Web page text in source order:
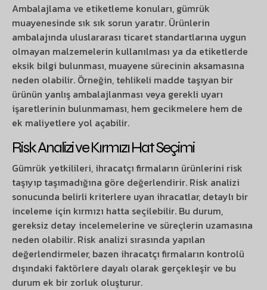
Ambalajlama ve etiketleme konuları, gümrük
muayenesinde sık sık sorun yaratır. Ürünlerin
ambalajında uluslararası ticaret standartlarına uygun
olmayan malzemelerin kullanılması ya da etiketlerde
eksik bilgi bulunması, muayene sürecinin aksamasına
neden olabilir. Örneğin, tehlikeli madde taşıyan bir
ürünün yanlış ambalajlanması veya gerekli uyarı
işaretlerinin bulunmaması, hem gecikmelere hem de
ek maliyetlere yol açabilir.
Risk Analizi ve Kırmızı Hat Seçimi
Gümrük yetkilileri, ihracatçı firmaların ürünlerini risk
taşıyıp taşımadığına göre değerlendirir. Risk analizi
sonucunda belirli kriterlere uyan ihracatlar, detaylı bir
inceleme için kırmızı hatta seçilebilir. Bu durum,
gereksiz detay incelemelerine ve süreçlerin uzamasına
neden olabilir. Risk analizi sırasında yapılan
değerlendirmeler, bazen ihracatçı firmaların kontrolü
dışındaki faktörlere dayalı olarak gerçekleşir ve bu
durum ek bir zorluk oluşturur.